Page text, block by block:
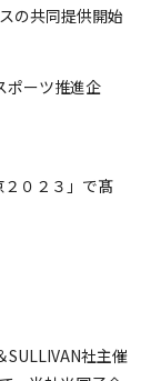
の共同提供開始
ポーツ推進企
２０２３」で髙
SULLIVAN社主催